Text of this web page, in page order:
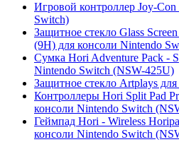
Игровой контроллер Joy-
Switch)
Защитное стекло Glass
(9H) для консоли Nintendo
Сумка Hori Adventure Pack -
Nintendo Switch (NSW-425U)
Защитное стекло Artplays
Контроллеры Hori Split Pad
консоли Nintendo Switch
Геймпад Hori - Wireless
консоли Nintendo Switch